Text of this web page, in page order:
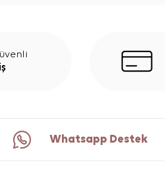
Whatsapp Destek